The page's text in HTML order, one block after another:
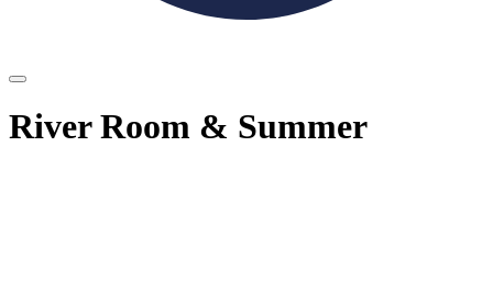
River Room & Summer